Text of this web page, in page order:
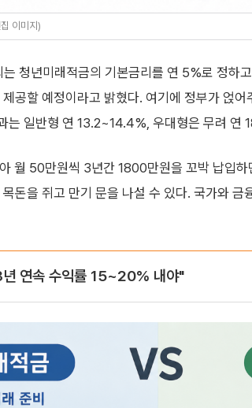
이미지)
청년미래적금의 기본금리를 연 5%로 정하
공할 예정이라고 밝혔다. 여기에 정부가 얹어
는 일반형 연 13.2~14.4%, 우대형은 무려 연
월 50만원씩 3년간 1800만원을 꼬박 납입
돈을 쥐고 만기 문을 나설 수 있다. 국가와 금
년 연속 수익률 15~20% 내야"